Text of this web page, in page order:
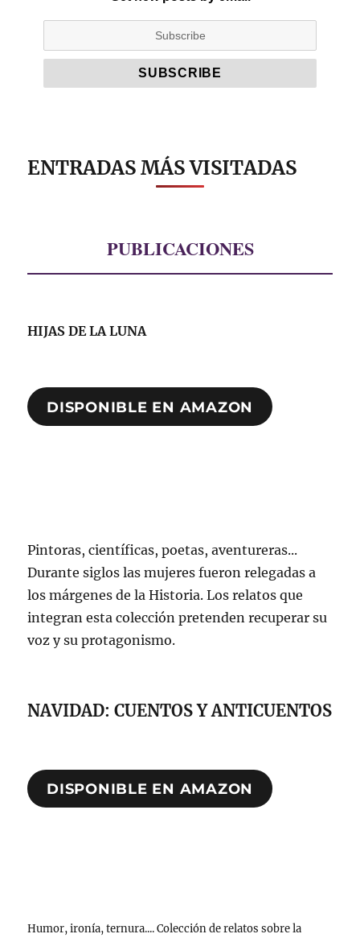
ENTRADAS MÁS VISITADAS
PUBLICACIONES
HIJAS DE LA LUNA
DISPONIBLE EN AMAZON
Pintoras, científicas, poetas, aventureras...
Durante siglos las mujeres fueron relegadas a
los márgenes de la Historia. Los relatos que
integran esta colección pretenden recuperar su
voz y su protagonismo.
NAVIDAD: CUENTOS Y ANTICUENTOS
DISPONIBLE EN AMAZON
Humor, ironía, ternura.... Colección de relatos sobre la